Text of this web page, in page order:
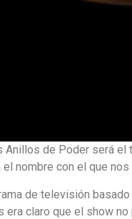
Anillos de Poder será el
nombre con el que
de televisión
claro que el show